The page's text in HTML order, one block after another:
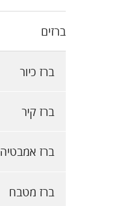
ברזים
ברז כיור
ברז קיר
ברז אמבטיה
ברז מטבח